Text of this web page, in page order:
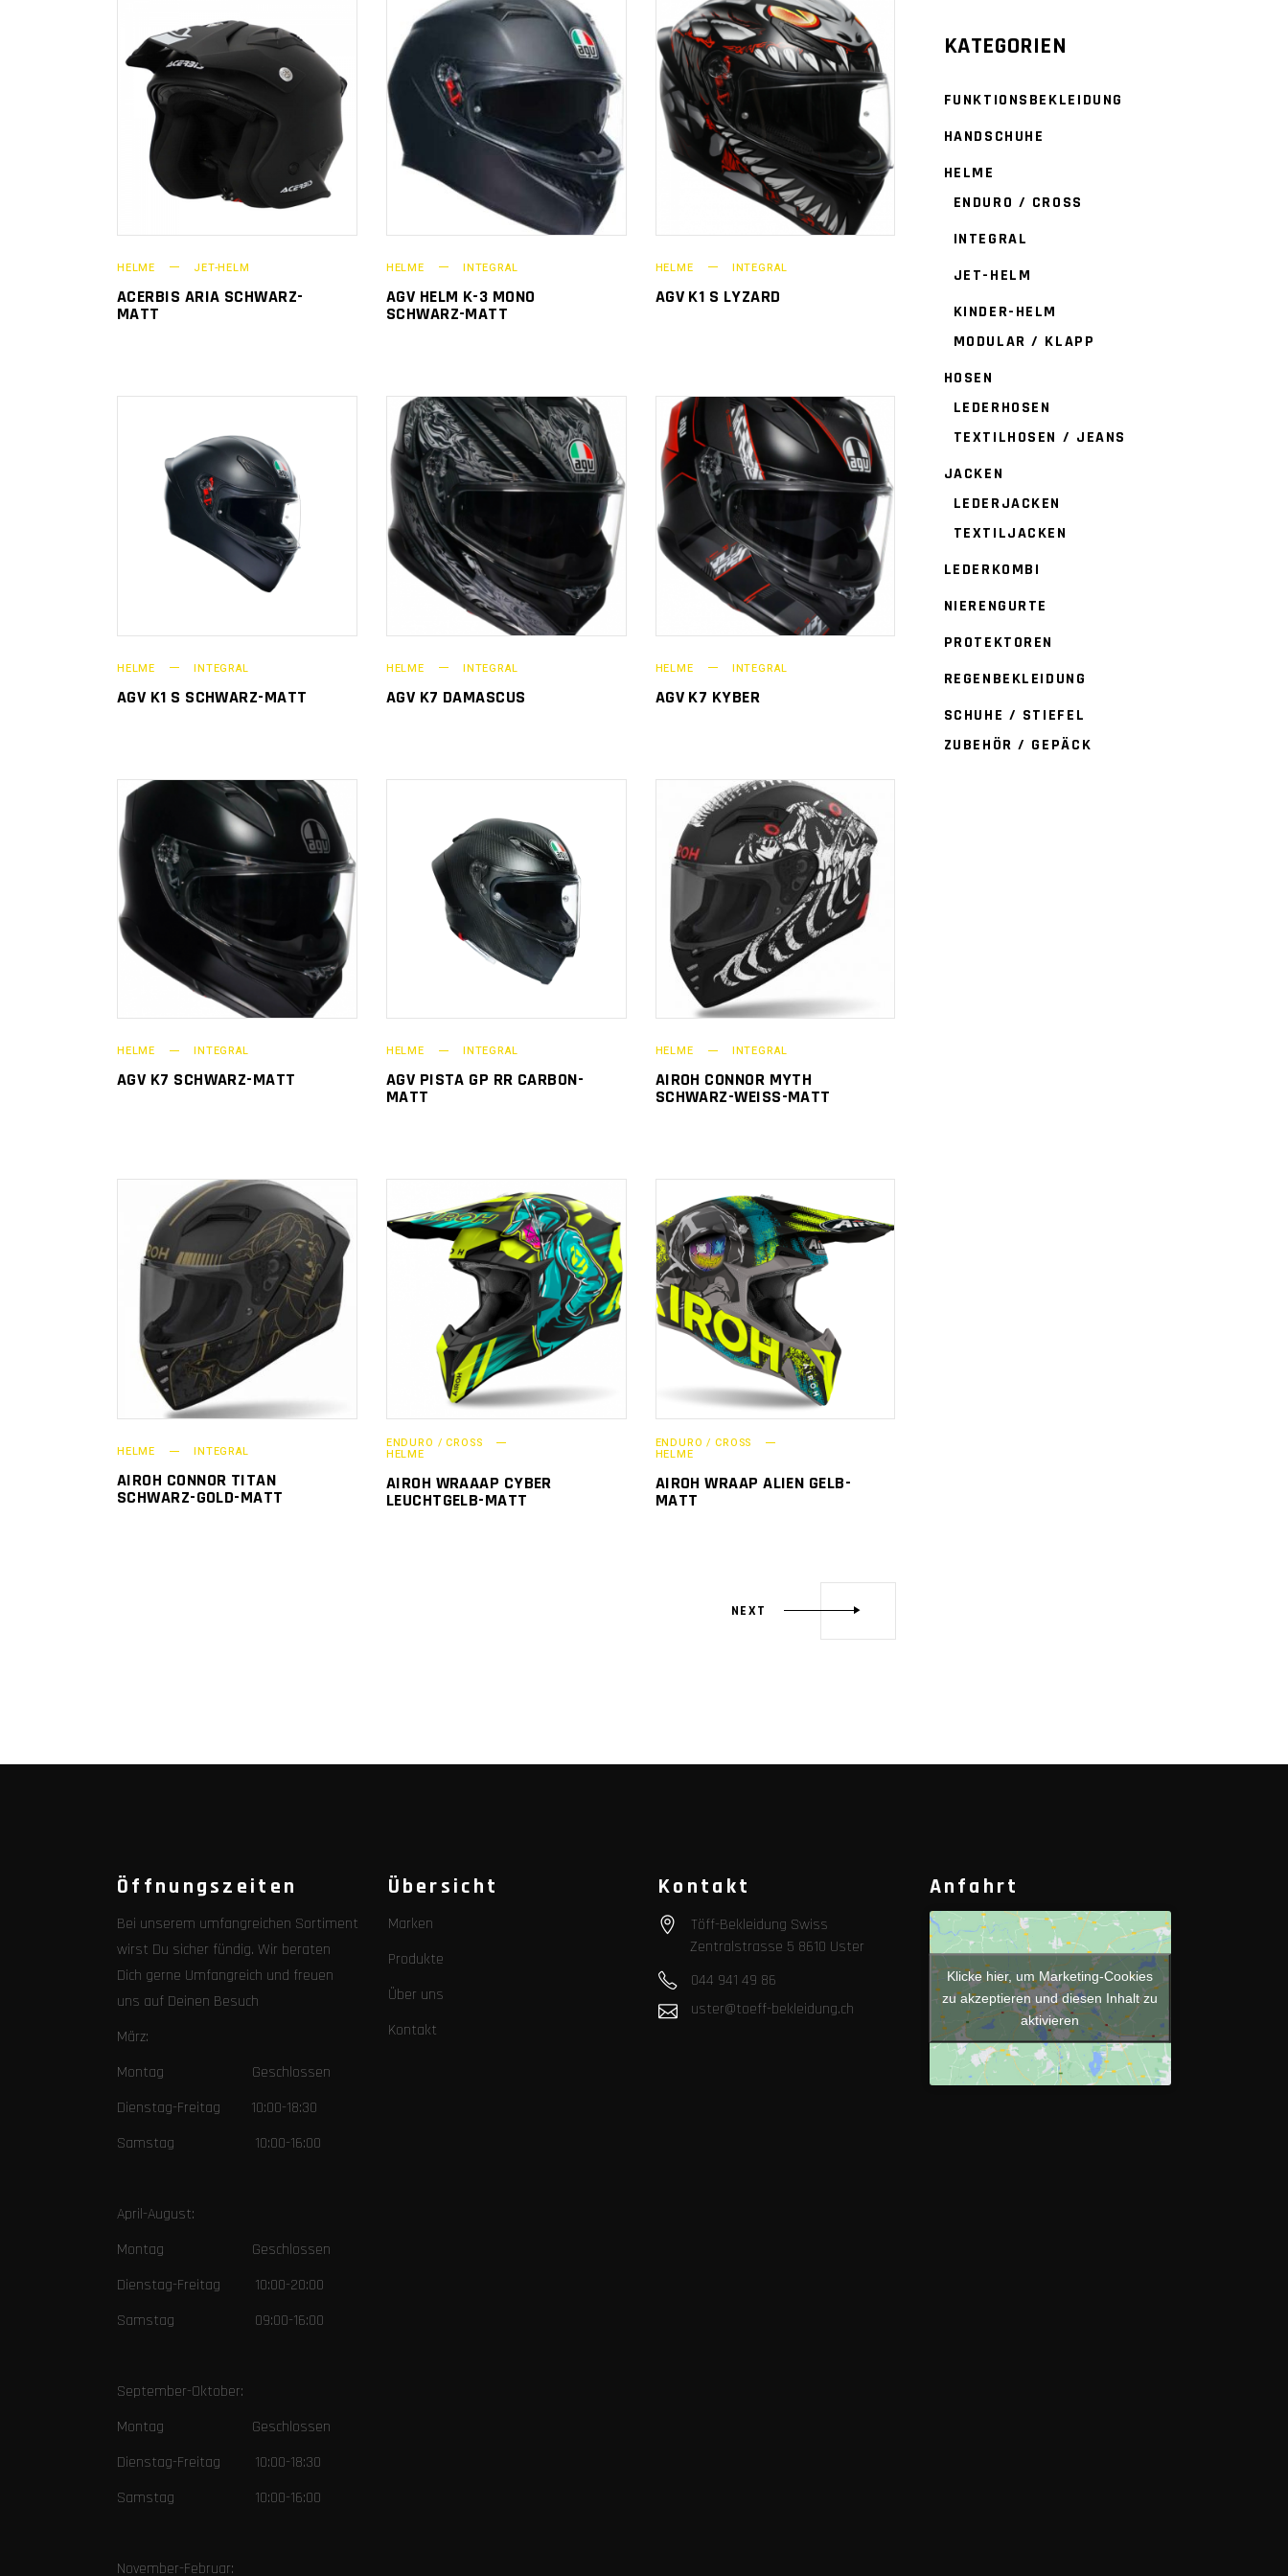
HELME JET-HELM
ACERBIS ARIA SCHWARZ-
MATT
HELME INTEGRAL
AGV HELM K-3 MONO
SCHWARZ-MATT
HELME INTEGRAL
AGV K1 S LYZARD
HELME INTEGRAL
AGV K1 S SCHWARZ-MATT
HELME INTEGRAL
AGV K7 DAMASCUS
HELME INTEGRAL
AGV K7 KYBER
HELME INTEGRAL
AGV K7 SCHWARZ-MATT
HELME INTEGRAL
AGV PISTA GP RR CARBON-
MATT
HELME INTEGRAL
AIROH CONNOR MYTH
SCHWARZ-WEISS-MATT
HELME INTEGRAL
AIROH CONNOR TITAN
SCHWARZ-GOLD-MATT
ENDURO / CROSS
HELME
AIROH WRAAAP CYBER
LEUCHTGELB-MATT
ENDURO / CROSS
HELME
AIROH WRAAP ALIEN GELB-
MATT
NEXT
KATEGORIEN
FUNKTIONSBEKLEIDUNG
HANDSCHUHE
HELME
ENDURO / CROSS
INTEGRAL
JET-HELM
KINDER-HELM
MODULAR / KLAPP
HOSEN
LEDERHOSEN
TEXTILHOSEN / JEANS
JACKEN
LEDERJACKEN
TEXTILJACKEN
LEDERKOMBI
NIERENGURTE
PROTEKTOREN
REGENBEKLEIDUNG
SCHUHE / STIEFEL
ZUBEHÖR / GEPÄCK
Öffnungszeiten
Bei unserem umfangreichen Sortiment
wirst Du sicher fündig. Wir beraten
Dich gerne Umfangreich und freuen
uns auf Deinen Besuch
März:
Montag Geschlossen
Dienstag-Freitag 10:00-18:30
Samstag 10:00-16:00
April-August:
Montag Geschlossen
Dienstag-Freitag 10:00-20:00
Samstag 09:00-16:00
September-Oktober:
Montag Geschlossen
Dienstag-Freitag 10:00-18:30
Samstag 10:00-16:00
November-Februar:
Übersicht
Marken
Produkte
Über uns
Kontakt
Kontakt
Töff-Bekleidung Swiss
Zentralstrasse 5 8610 Uster
044 941 49 86
uster@toeff-bekleidung.ch
Anfahrt
Klicke hier, um Marketing-Cookies
zu akzeptieren und diesen Inhalt zu
aktivieren